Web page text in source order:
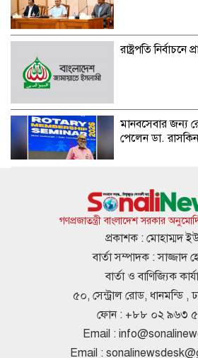
রাষ্ট্রপতি নির্বাচনে
মানবসেবার জন্য
পেলেন ডা. রাসকিন
হাসিনার নির্দেশে
করা হয়: তদন্ত
আবারও ৪ দিনের
বৃষ্টি নিয়ে যে
গণপ্রজাতন্ত্রী বাংলাদেশ সরকার
প্রকাশক : মোহাম্মদ
বার্তা সম্পাদক : সাজ্জাদ
বার্তা ও বাণিজ্যিক
৫০, সেন্ট্রাল রোড, ধানমন্ডি ,
ফোন : +৮৮ ০২ ৯৬৩
Email :
Email :